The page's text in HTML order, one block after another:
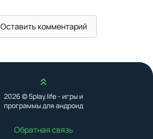
Оставить комментарий
Наверх
2026 © 5play.life - игры и
программы для андроид
Обратная связь